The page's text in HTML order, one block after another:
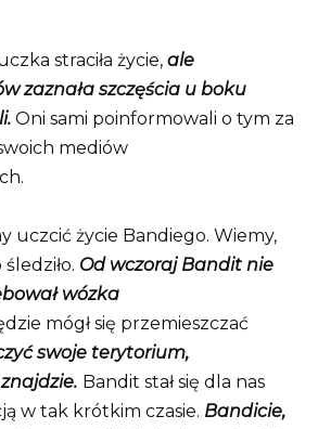
straciła życie, ale
zaznała szczęścia u boku
Oni sami poinformowali o tym za
mediów
uczcić życie Bandiego. Wiemy,
Od wczoraj Bandit nie
wózka
mógł się przemieszczać
swoje terytorium,
Bandit stał się dla nas
w tak krótkim czasie. Bandicie,